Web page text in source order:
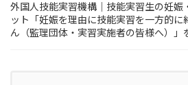
外国人技能実習機構｜技能実習生の妊娠
ット「妊娠を理由に技能実習を一方的に
ん（監理団体・実習実施者の皆様へ）」